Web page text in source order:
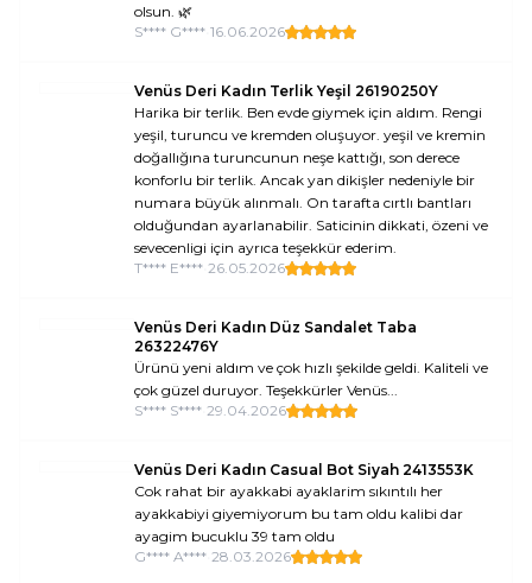
olsun. 🌿
S**** G**** 16.06.2026
Venüs Deri Kadın Terlik Yeşil 26190250Y
Harika bir terlik. Ben evde giymek için aldım. Rengi
yeşil, turuncu ve kremden oluşuyor. yeşil ve kremin
doğallığına turuncunun neşe kattığı, son derece
konforlu bir terlik. Ancak yan dikişler nedeniyle bir
numara büyük alınmalı. On tarafta cırtlı bantları
olduğundan ayarlanabilir. Saticinin dikkati, özeni ve
sevecenligi için ayrıca teşekkür ederim.
T**** E**** 26.05.2026
Venüs Deri Kadın Düz Sandalet Taba
26322476Y
Ürünü yeni aldım ve çok hızlı şekilde geldi. Kaliteli ve
çok güzel duruyor. Teşekkürler Venüs...
S**** S**** 29.04.2026
Venüs Deri Kadın Casual Bot Siyah 2413553K
Cok rahat bir ayakkabi ayaklarim sıkıntılı her
ayakkabiyi giyemiyorum bu tam oldu kalibi dar
ayagim bucuklu 39 tam oldu
G**** A**** 28.03.2026